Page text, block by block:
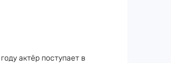
актёр поступает в